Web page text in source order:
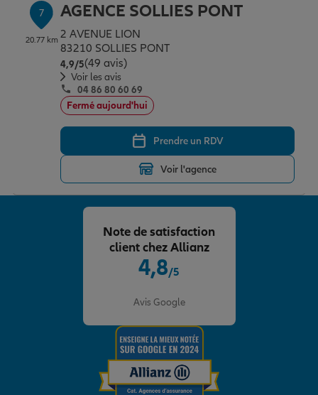
7
20.77 km
AGENCE SOLLIES PONT
2 AVENUE LION
83210 SOLLIES PONT
4,9/5Note de 4.9 sur 5
(49 avis)
Voir les avis
04 86 80 60 69
Fermé aujourd'hui
Prendre un RDV
Voir l'agence
4,8/5
Avis Google
Note de satisfaction
client chez Allianz